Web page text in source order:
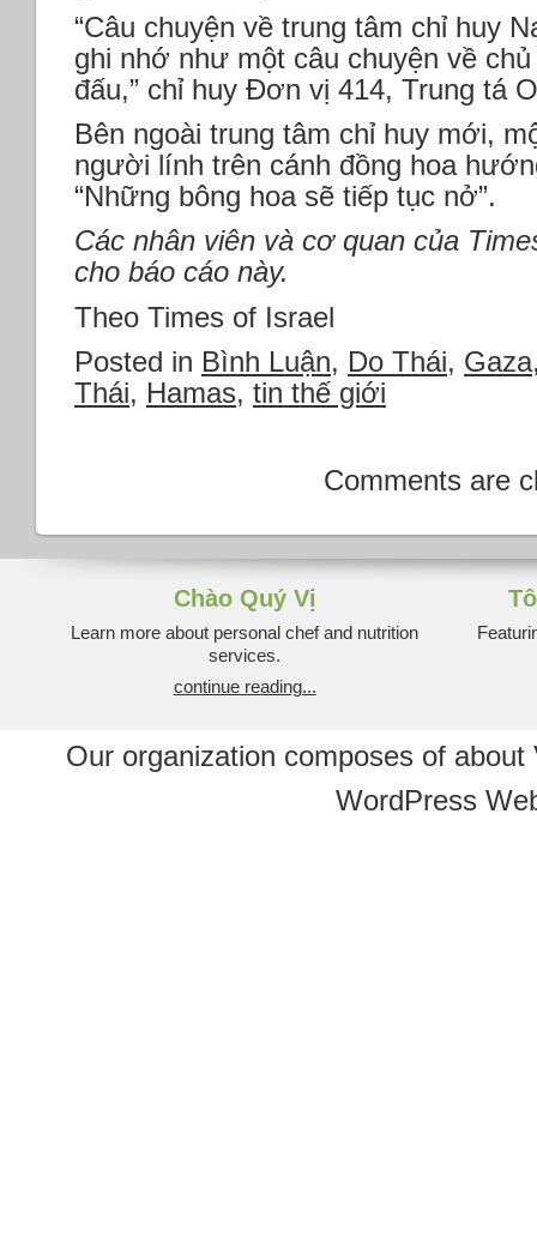
“Câu chuyện về trung tâm chỉ huy
ghi nhớ như một câu chuyện về
đấu,” chỉ huy Đơn vị 414, Trung tá
Bên ngoài trung tâm chỉ huy mới,
người lính trên cánh đồng hoa
“Những bông hoa sẽ tiếp tục nở”.
Các nhân viên và cơ quan của
cho báo cáo này.
Theo Times of Israel
Posted in Bình Luận, Do Thái, Gaza
Thái, Hamas, tin thế giới
Comments are
Chào Quý Vị
Learn more about personal chef and nutrition
services.
continue reading...
Our organization composes of
WordPress